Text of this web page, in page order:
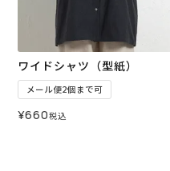
ワイドシャツ（型紙）
メール便2個まで可
¥660税込